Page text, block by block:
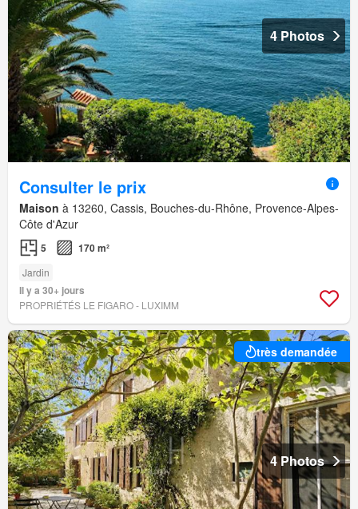
4 Photos
Consulter le prix
Maison à 13260, Cassis, Bouches-du-Rhône, Provence-Alpes-
Côte d'Azur
5 170 m²
Jardin
Il y a 30+ jours
PROPRIÉTÉS LE FIGARO - LUXIMM
très demandée
4 Photos